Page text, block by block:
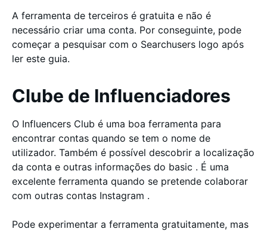
A ferramenta de terceiros é gratuita e não é
necessário criar uma conta. Por conseguinte, pode
começar a pesquisar com o Searchusers logo após
ler este guia.
Clube de Influenciadores
O Influencers Club é uma boa ferramenta para
encontrar contas quando se tem o nome de
utilizador. Também é possível descobrir a localização
da conta e outras informações do basic . É uma
excelente ferramenta quando se pretende colaborar
com outras contas Instagram .
Pode experimentar a ferramenta gratuitamente, mas